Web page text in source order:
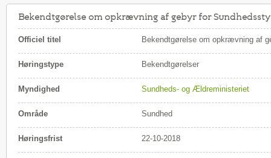
Bekendtgørelse om opkrævning af gebyr for
Officiel titel Bekendtgørelse om opkrævning af
Høringstype Bekendtgørelser
Myndighed Sundheds- og Ældreministeriet
Område Sundhed
Høringsfrist 22-10-2018